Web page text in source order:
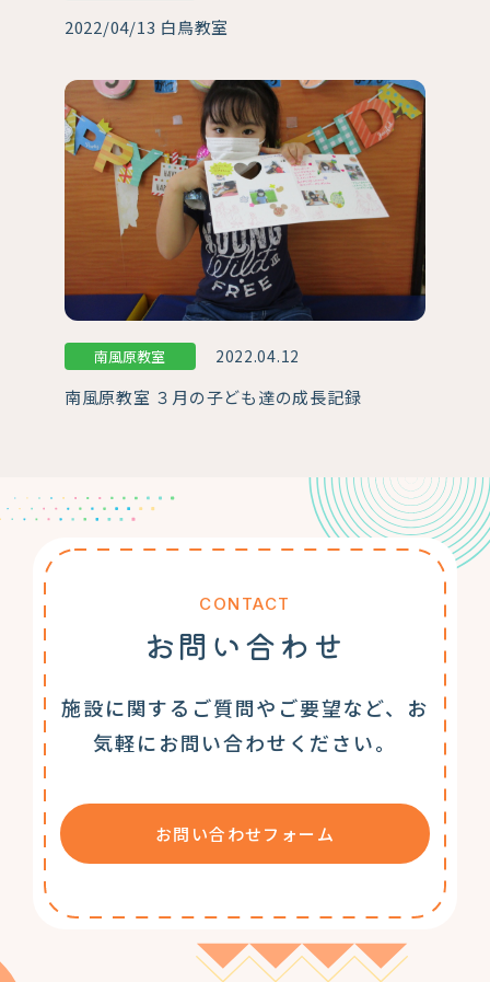
2022/04/13 白鳥教室
南風原教室 2022.04.12
南風原教室 ３月の子ども達の成長記録
CONTACT
お問い合わせ
施設に関するご質問やご要望など、お
気軽にお問い合わせください。
お問い合わせフォーム